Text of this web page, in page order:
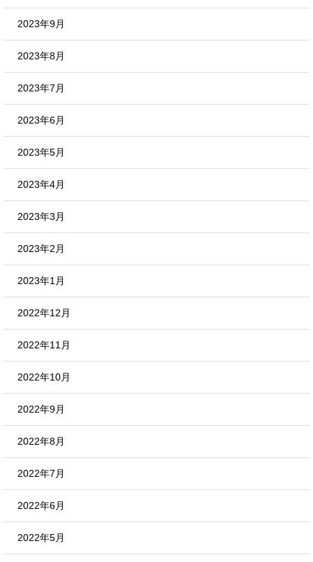
2023年9月
2023年8月
2023年7月
2023年6月
2023年5月
2023年4月
2023年3月
2023年2月
2023年1月
2022年12月
2022年11月
2022年10月
2022年9月
2022年8月
2022年7月
2022年6月
2022年5月